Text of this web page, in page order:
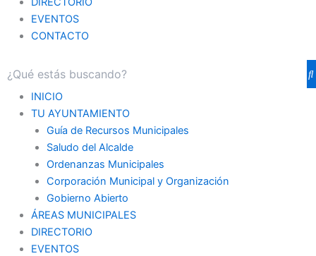
EVENTOS
CONTACTO
INICIO
TU AYUNTAMIENTO
Guía de Recursos Municipales
Saludo del Alcalde
Ordenanzas Municipales
Corporación Municipal y Organización
Gobierno Abierto
ÁREAS MUNICIPALES
DIRECTORIO
EVENTOS